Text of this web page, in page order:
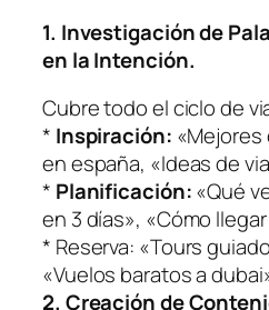
1. Investigación de
en la Intención.
Cubre todo el ciclo de
* Inspiración: «Mejores
en españa, «Ideas de
* Planificación:«Qué
en 3 días», «Cómo
* Reserva: «Tours
«Vuelos baratos a
2. Creación de